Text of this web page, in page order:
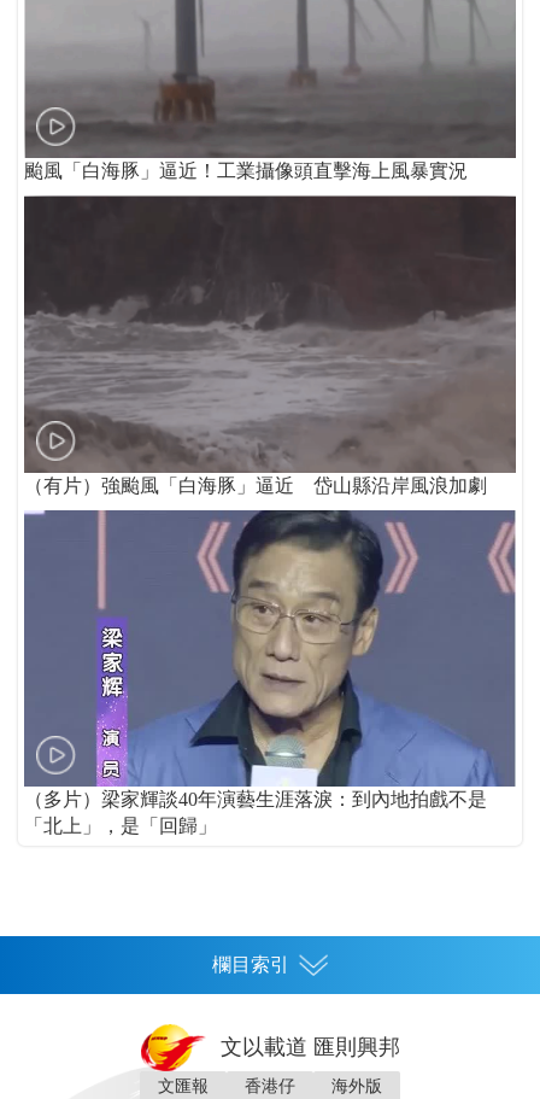
颱風「白海豚」逼近！工業攝像頭直擊海上風暴實況
（有片）強颱風「白海豚」逼近 岱山縣沿岸風浪加劇
（多片）梁家輝談40年演藝生涯落淚：到內地拍戲不是
「北上」，是「回歸」
欄目索引
文以載道 匯則興邦
文匯報 香港仔 海外版